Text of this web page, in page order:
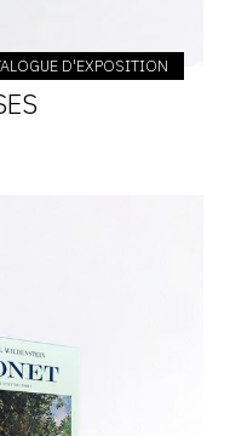
D'EXPOSITION